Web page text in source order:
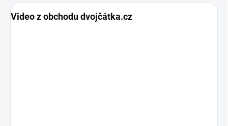
Video z obchodu dvojčátka.cz